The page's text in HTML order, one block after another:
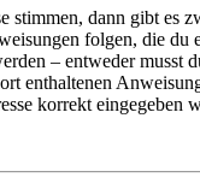
stimmen, dann gibt es
folgen, die
– entweder musst
korrekt eingegeben